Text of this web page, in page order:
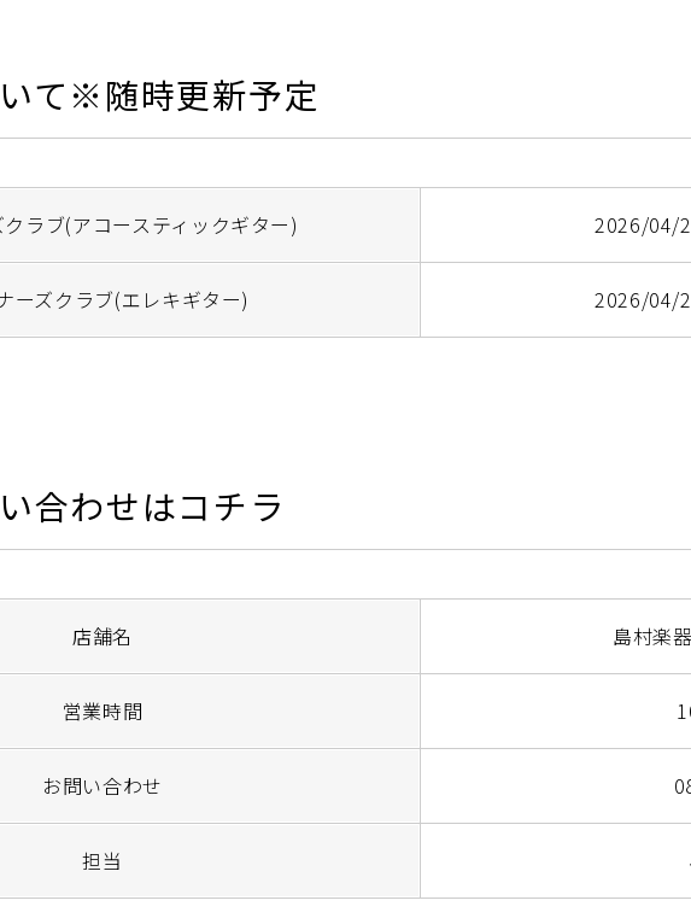
て※随時更新予定
ラブ(アコースティックギター) 2026/04/
ーズクラブ(エレキギター) 2026/04/
合わせはコチラ
店舗名 島村楽
営業時間
お問い合わせ
担当